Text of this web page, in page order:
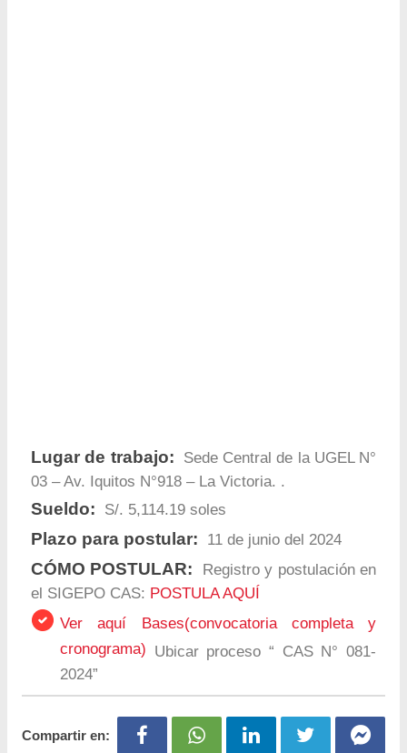
Lugar de trabajo:
Sede Central de la UGEL N°
03 – Av. Iquitos N°918 – La Victoria. .
Sueldo: S/. 5,114.19 soles
Plazo para postular: 11 de junio del 2024
CÓMO POSTULAR:
Registro y postulación en
el SIGEPO CAS: POSTULA AQUÍ
Ver aquí Bases(convocatoria completa y
cronograma) Ubicar proceso “ CAS N° 081-
2024”
Compartir en: